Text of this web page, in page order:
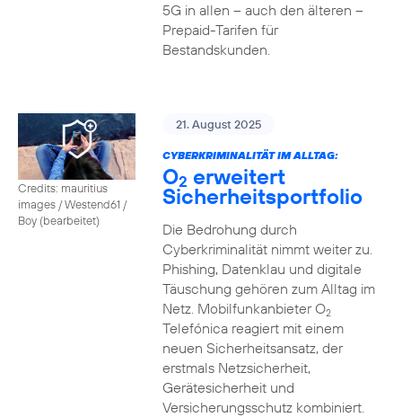
5G in allen – auch den älteren –
Prepaid-Tarifen für
Bestandskunden.
Credits: mauritius
images / Westend61 /
Boy (bearbeitet)
21. August 2025
CYBERKRIMINALITÄT IM ALLTAG:
O2 erweitert
Sicherheitsportfolio
Die Bedrohung durch
Cyberkriminalität nimmt weiter zu.
Phishing, Datenklau und digitale
Täuschung gehören zum Alltag im
Netz. Mobilfunkanbieter O2
Telefónica reagiert mit einem
neuen Sicherheitsansatz, der
erstmals Netzsicherheit,
Gerätesicherheit und
Versicherungsschutz kombiniert.